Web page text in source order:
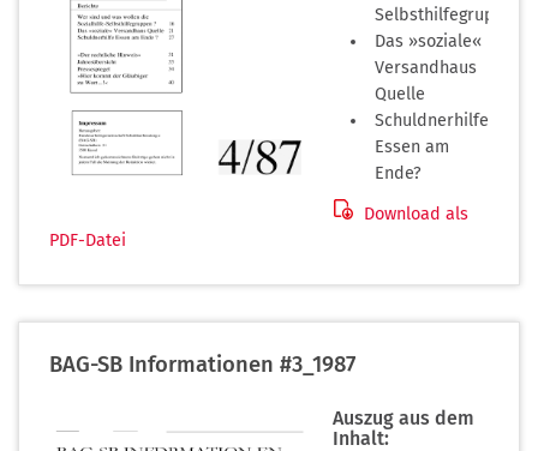
Dokument)
Selbsthilfegruppen?
Das »soziale«
Versandhaus
Quelle
Schuldnerhilfe
Essen am
Ende?
Download als
PDF-Datei
BAG-SB Informationen #3_1987(PDF-
Auszug aus dem
Inhalt: